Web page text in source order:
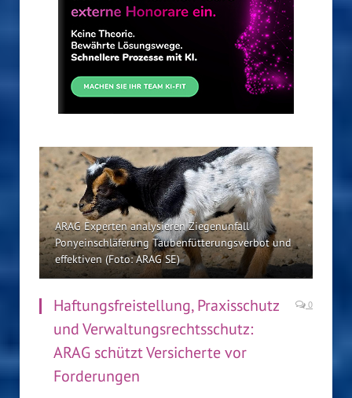
ARAG Experten analysieren Ziegenunfall
Ponyeinschläferung Taubenfütterungsverbot und
effektiven (Foto: ARAG SE)
Haftungsfreistellung, Praxisschutz
und Verwaltungsrechtsschutz:
ARAG schützt Versicherte vor
Forderungen
0